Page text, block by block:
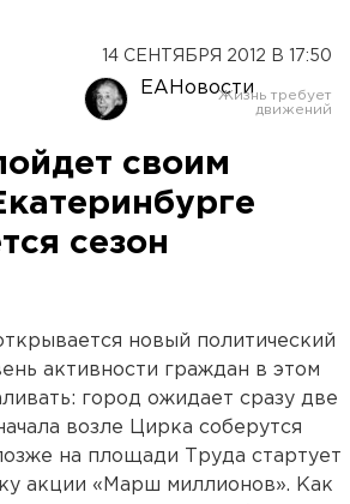
14 СЕНТЯБРЯ 2012 В 17:50
ЕАНовости
своим
сезон
новый политический
активности граждан в этом
город ожидает сразу две
возле Цирка соберутся
на площади Труда стартует
акции «Марш миллионов». Как